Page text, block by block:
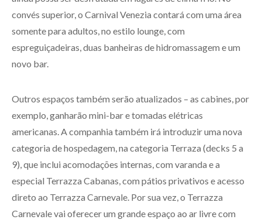
convés superior, o Carnival Venezia contará com uma área
somente para adultos, no estilo lounge, com
espreguiçadeiras, duas banheiras de hidromassagem e um
novo bar.
Outros espaços também serão atualizados – as cabines, por
exemplo, ganharão mini-bar e tomadas elétricas
americanas. A companhia também irá introduzir uma nova
categoria de hospedagem, na categoria Terraza (decks 5 a
9), que inclui acomodações internas, com varanda e a
especial Terrazza Cabanas, com pátios privativos e acesso
direto ao Terrazza Carnevale. Por sua vez, o Terrazza
Carnevale vai oferecer um grande espaço ao ar livre com